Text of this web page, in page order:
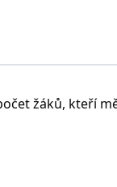
žáků, kteří